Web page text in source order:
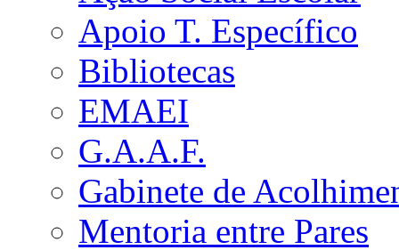
Apoio T. Específico
Bibliotecas
EMAEI
G.A.A.F.
Gabinete de
Mentoria entre Pares